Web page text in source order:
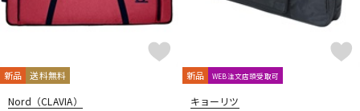
新品 送料無料
Nord（CLAVIA）
新品 WEB注文店頭受取可
キョーリツ